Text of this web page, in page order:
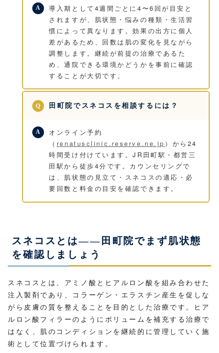
導入期として4週間ごとに4〜6回が目安と
されますが、肌状態・悩みの種類・生活習
慣によって異なります。効果の出方に個人
差があるため、回数は肌の変化を見ながら
調整します。継続が前提の治療であるた
め、通院できる環境かどうかを事前に確認
することが大切です。
田町院でスネコスを相談するには？
オンライン予約
（ renatusclinic.reserve.ne.jp ）から24
時間受け付けています。JR田町駅・都営三
田駅から徒歩4分です。カウンセリングで
は、肌状態の見立て・スネコスの適応・必
要回数と料金の目安を確認できます。
スネコスとは——田町院でまず肌状態
を確認しましょう
スネコスとは、アミノ酸とヒアルロン酸を組み合わせた
注入製剤であり、コラーゲン・エラスチン産生を促しな
がら皮膚の質を整えることを目的とした治療です。ヒア
ルロン酸フィラーのようにボリュームを補充する治療で
はなく、肌のコンディションを継続的に管理していく施
術として位置づけられます。